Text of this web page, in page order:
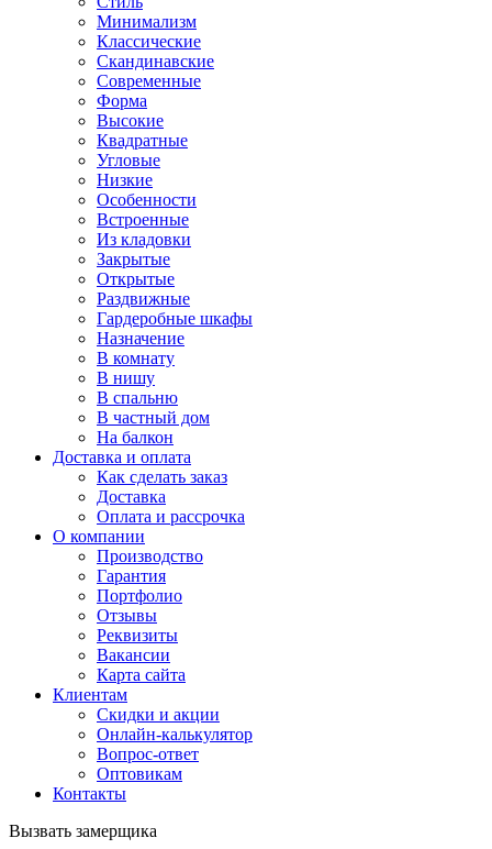
Минимализм
Классические
Скандинавские
Современные
Форма
Высокие
Квадратные
Угловые
Низкие
Особенности
Встроенные
Из кладовки
Закрытые
Открытые
Раздвижные
Гардеробные шкафы
Назначение
В комнату
В нишу
В спальню
В частный дом
На балкон
Доставка и оплата
Как сделать заказ
Доставка
Оплата и рассрочка
О компании
Производство
Гарантия
Портфолио
Отзывы
Реквизиты
Вакансии
Карта сайта
Клиентам
Скидки и акции
Онлайн-калькулятор
Вопрос-ответ
Оптовикам
Контакты
Вызвать замерщика